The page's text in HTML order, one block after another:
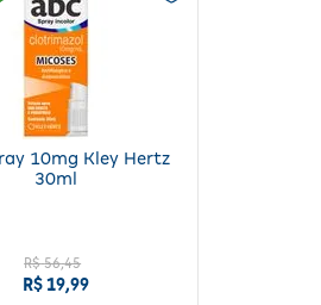
10mg Kley Hertz
30ml
R$ 56,45
R$19,99